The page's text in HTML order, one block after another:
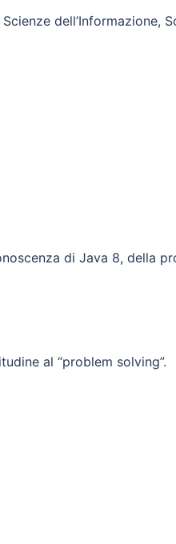
dell’Informazione,
di Java 8, della
al “problem solving”.